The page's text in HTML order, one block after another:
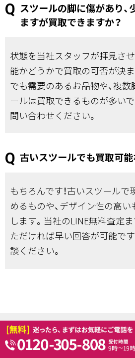
スツールの脚に傷があり、
ますが買取できますか？
状態を当社スタッフが拝見さ
能かどうかで買取の可否が決
でも需要のあるお品物や、複
ールは買取できるものが多い
問い合わせください。
古いスツールでも買取可
もちろんです！古いスツール
めるものや、デザイン性の高
します。当社のLINE無料査定
ただければ早い回答が可能で
談ください。